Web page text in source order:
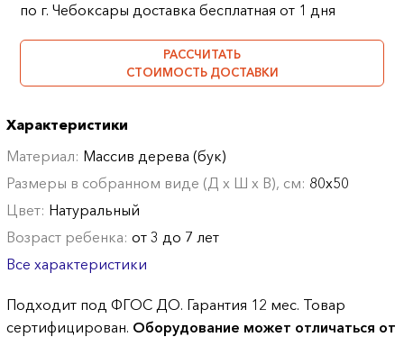
по г. Чебоксары доставка бесплатная от 1 дня
РАССЧИТАТЬ
СТОИМОСТЬ ДОСТАВКИ
Характеристики
Материал: Массив дерева (бук)
Размеры в собранном виде (Д х Ш х В), см: 80х50
Цвет: Натуральный
Возраст ребенка:от 3 до 7 лет
Все характеристики
Подходит под ФГОС ДО. Гарантия 12 мес. Товар
сертифицирован. Оборудование может отличаться от